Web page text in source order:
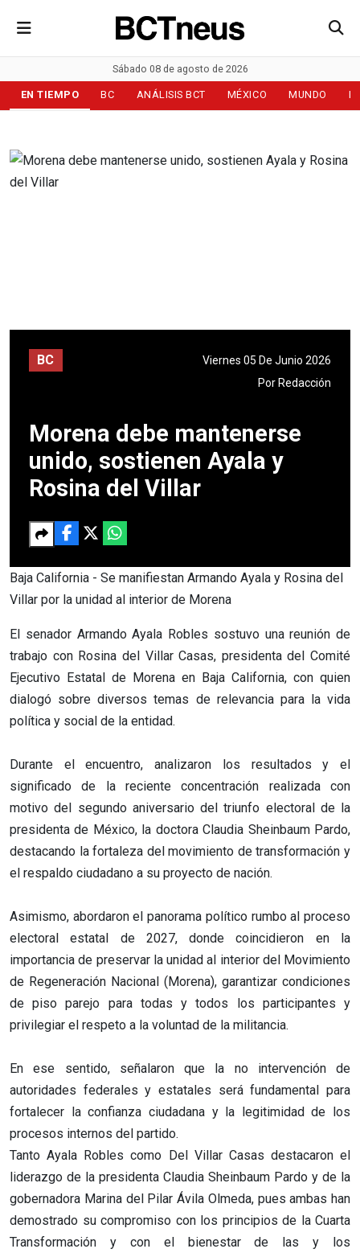
Sábado 08 de agosto de 2026
EN TIEMPO BC ANÁLISIS BCT MÉXICO MUNDO
BC
Viernes 05 De Junio 2026
Por Redacción
Morena debe mantenerse
unido, sostienen Ayala y
Rosina del Villar
Baja California - Se manifiestan Armando Ayala y Rosina del
Villar por la unidad al interior de Morena
El senador Armando Ayala Robles sostuvo una reunión de
trabajo con Rosina del Villar Casas, presidenta del Comité
Ejecutivo Estatal de Morena en Baja California, con quien
dialogó sobre diversos temas de relevancia para la vida
política y social de la entidad.
Durante el encuentro, analizaron los resultados y el
significado de la reciente concentración realizada con
motivo del segundo aniversario del triunfo electoral de la
presidenta de México, la doctora Claudia Sheinbaum Pardo,
destacando la fortaleza del movimiento de transformación y
el respaldo ciudadano a su proyecto de nación.
Asimismo, abordaron el panorama político rumbo al proceso
electoral estatal de 2027, donde coincidieron en la
importancia de preservar la unidad al interior del Movimiento
de Regeneración Nacional (Morena), garantizar condiciones
de piso parejo para todas y todos los participantes y
privilegiar el respeto a la voluntad de la militancia.
En ese sentido, señalaron que la no intervención de
autoridades federales y estatales será fundamental para
fortalecer la confianza ciudadana y la legitimidad de los
procesos internos del partido.
Tanto Ayala Robles como Del Villar Casas destacaron el
liderazgo de la presidenta Claudia Sheinbaum Pardo y de la
gobernadora Marina del Pilar Ávila Olmeda, pues ambas han
demostrado su compromiso con los principios de la Cuarta
Transformación y con el bienestar de las y los